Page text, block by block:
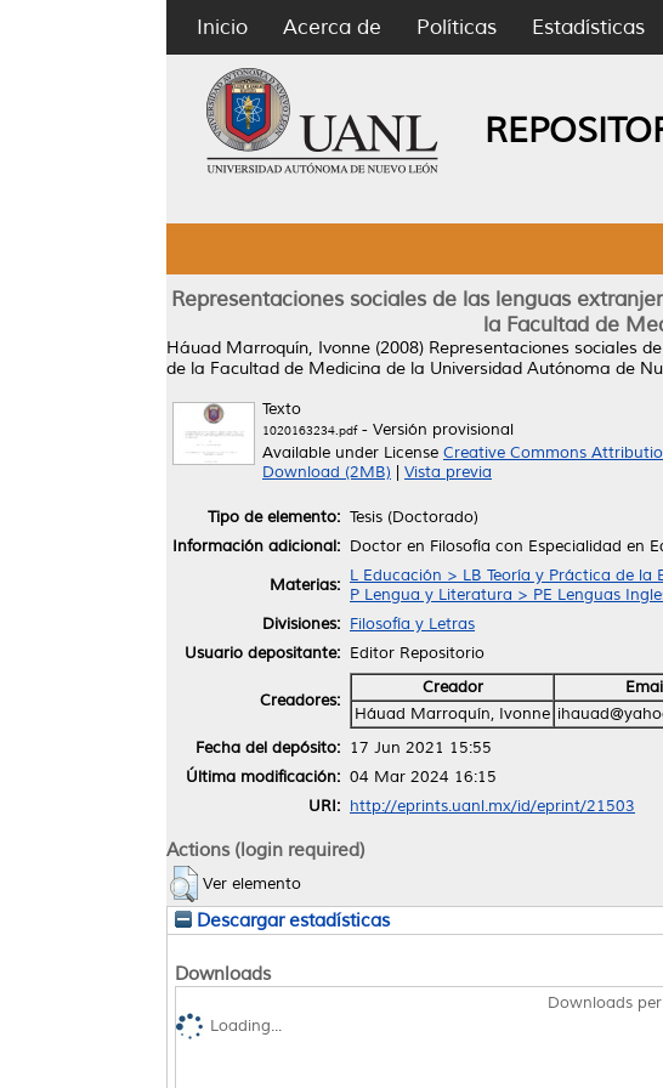
Inicio Acerca de Políticas Estadísticas
Representaciones sociales de las lenguas
la Facultad de
Háuad Marroquín, Ivonne (2008) Representaciones sociales
de la Facultad de Medicina de la Universidad Autónoma de
Texto
1020163234.pdf- Versión provisional
Available under License Creative Commons
Download (2MB)
Vista previa
Tipo de elemento: Tesis (Doctorado)
Información adicional: Doctor en Filosofía con Especialidad en
Materias: L Educación > LB Teoría y Práctica de la
P Lengua y Literatura > PE Lenguas
Divisiones: Filosofía y Letras
Usuario depositante: Editor Repositorio
Creadores:
Creador
Háuad Marroquín, Ivonne
Fecha del depósito: 17 Jun 2021 15:55
Última modificación: 04 Mar 2024 16:15
URI: http://eprints.uanl.mx/id/eprint/21503
Actions (login required)
Ver elemento
Descargar estadísticas
Downloads
Downloads
Loading...